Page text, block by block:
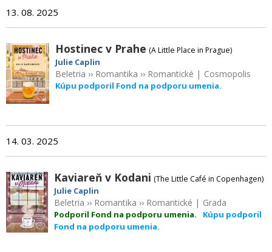
13. 08. 2025
Hostinec v Prahe (A Little Place in Prague)
Julie Caplin
Beletria ›› Romantika ›› Romantické | Cosmopolis
Kúpu podporil Fond na podporu umenia.
14. 03. 2025
Kaviareň v Kodani (The Little Café in Copenhagen)
Julie Caplin
Beletria ›› Romantika ›› Romantické | Grada
Podporil Fond na podporu umenia.
Kúpu podporil
Fond na podporu umenia.